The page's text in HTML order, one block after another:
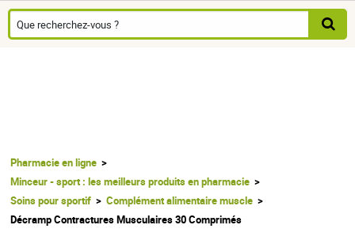
Pharmacie en ligne
Minceur - sport : les meilleurs produits en pharmacie
Soins pour sportif
Complément alimentaire muscle
Décramp Contractures Musculaires 30 Comprimés